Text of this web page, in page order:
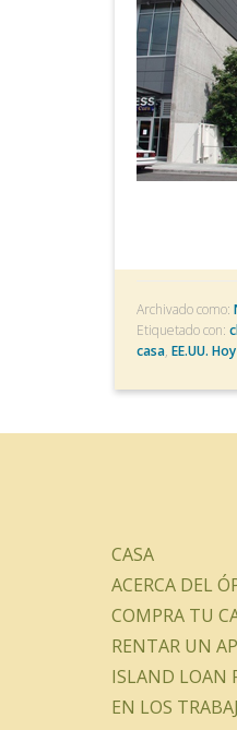
Archivado como:
Etiquetado con:
casa, EE.UU.
CASA
ACERCA DEL
COMPRA TU
RENTAR UN
ISLAND LOAN
EN LOS